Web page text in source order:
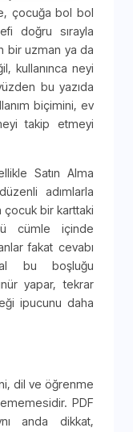
çocuğa bol bol
doğru sırayla
bir uzman ya da
kullanınca neyi
bu yazıda
biçimini, ev
takip etmeyi
Satın Alma
adımlarla
bir karttaki
cümle içinde
fakat cevabı
bu boşluğu
yapar, tekrar
ipucunu daha
dil ve öğrenme
PDF
anda dikkat,